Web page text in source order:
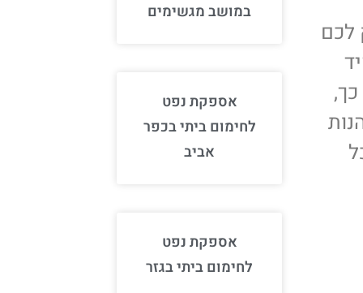
לכם
במושב מגשימים
אספקת נפט
לחימום ביתי בכפר
אביב
אספקת נפט
לחימום ביתי בגזר